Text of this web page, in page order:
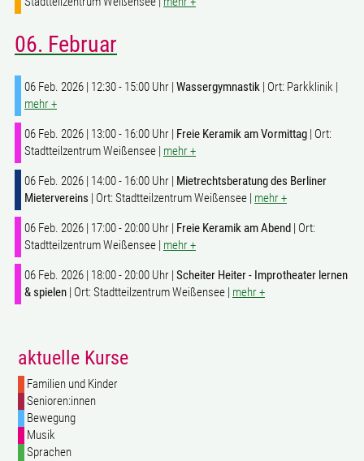
06. Februar
06 Feb. 2026 | 12:30 - 15:00 Uhr | Wassergymnastik | Ort: Parkklinik |
mehr +
06 Feb. 2026 | 13:00 - 16:00 Uhr | Freie Keramik am Vormittag | Ort:
Stadtteilzentrum Weißensee | mehr +
06 Feb. 2026 | 14:00 - 16:00 Uhr | Mietrechtsberatung des Berliner
Mietervereins | Ort: Stadtteilzentrum Weißensee | mehr +
06 Feb. 2026 | 17:00 - 20:00 Uhr | Freie Keramik am Abend | Ort:
Stadtteilzentrum Weißensee | mehr +
06 Feb. 2026 | 18:00 - 20:00 Uhr | Scheiter Heiter - Improtheater lernen
& spielen | Ort: Stadtteilzentrum Weißensee | mehr +
aktuelle Kurse
Familien und Kinder
Senioren:innen
Bewegung
Musik
Sprachen